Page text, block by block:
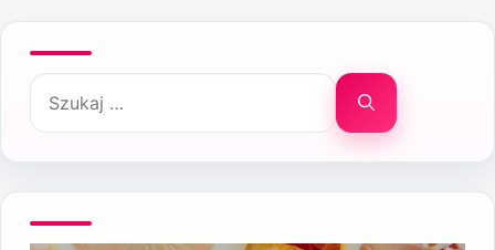
Szukaj: